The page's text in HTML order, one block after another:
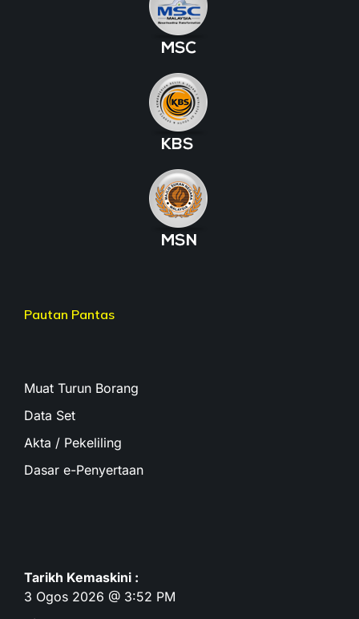
Pautan Pantas
Muat Turun Borang
Data Set
Akta / Pekeliling
Dasar e-Penyertaan
Tarikh Kemaskini :
3 Ogos 2026 @ 3:52 PM